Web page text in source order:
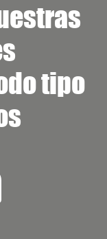
tipo